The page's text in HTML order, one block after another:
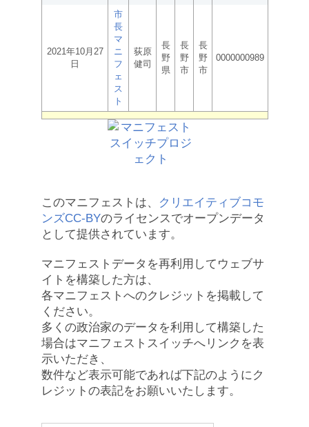
2021年10月27
日
市
長
マ
ニ
フ
ェ
ス
ト
荻原
健司
長
野
県
長
野
市
長
野
市
0000000989
このマニフェストは、
クリエイティブコモ
ンズCC-BYのライセンスでオープンデータ
として提供されています。
マニフェストデータを再利用してウェブサ
イトを構築した方は、
各マニフェストへのクレジットを掲載して
ください。
多くの政治家のデータを利用して構築した
場合はマニフェストスイッチへリンクを表
示いただき、
数件など表示可能であれば下記のようにク
レジットの表記をお願いいたします。